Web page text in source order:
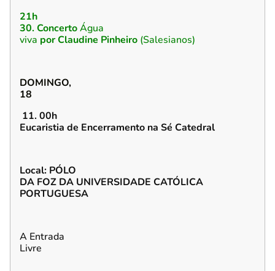
21h
30. ConcertoÁgua
viva por Claudine Pinheiro (Salesianos)
DOMINGO,
18
11. 00h
Eucaristia de Encerramento na Sé Catedral
Local: PÓLO
DA FOZ DA UNIVERSIDADE CATÓLICA
PORTUGUESA
A Entrada
Livre